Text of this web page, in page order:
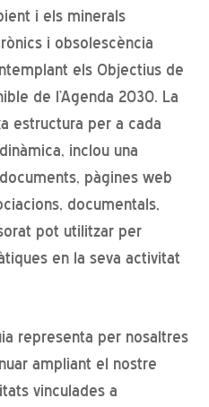
i els minerals
i obsolescència
els Objectius de
de l’Agenda 2030. La
estructura per a cada
inclou una
pàgines web
documentals,
pot utilitzar per
en la seva activitat
representa per nosaltres
ampliant el nostre
vinculades a